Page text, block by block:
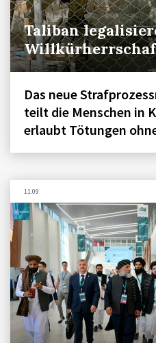
Taliban
Das neue
teilt die Menschen in
erlaubt Tötungen
11.09